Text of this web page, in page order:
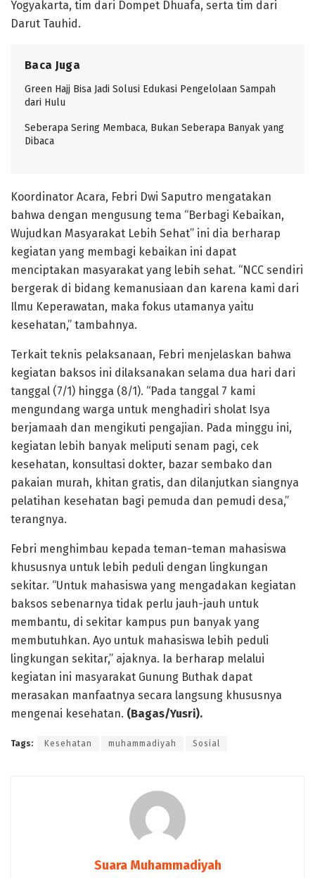
Yogyakarta, tim dari Dompet Dhuafa, serta tim dari
Darut Tauhid.
Baca Juga
Green Hajj Bisa Jadi Solusi Edukasi Pengelolaan Sampah
dari Hulu
Seberapa Sering Membaca, Bukan Seberapa Banyak yang
Dibaca
Koordinator Acara, Febri Dwi Saputro mengatakan
bahwa dengan mengusung tema “Berbagi Kebaikan,
Wujudkan Masyarakat Lebih Sehat” ini dia berharap
kegiatan yang membagi kebaikan ini dapat
menciptakan masyarakat yang lebih sehat. “NCC sendiri
bergerak di bidang kemanusiaan dan karena kami dari
Ilmu Keperawatan, maka fokus utamanya yaitu
kesehatan,” tambahnya.
Terkait teknis pelaksanaan, Febri menjelaskan bahwa
kegiatan baksos ini dilaksanakan selama dua hari dari
tanggal (7/1) hingga (8/1). “Pada tanggal 7 kami
mengundang warga untuk menghadiri sholat Isya
berjamaah dan mengikuti pengajian. Pada minggu ini,
kegiatan lebih banyak meliputi senam pagi, cek
kesehatan, konsultasi dokter, bazar sembako dan
pakaian murah, khitan gratis, dan dilanjutkan siangnya
pelatihan kesehatan bagi pemuda dan pemudi desa,”
terangnya.
Febri menghimbau kepada teman-teman mahasiswa
khususnya untuk lebih peduli dengan lingkungan
sekitar. “Untuk mahasiswa yang mengadakan kegiatan
baksos sebenarnya tidak perlu jauh-jauh untuk
membantu, di sekitar kampus pun banyak yang
membutuhkan. Ayo untuk mahasiswa lebih peduli
lingkungan sekitar,” ajaknya. Ia berharap melalui
kegiatan ini masyarakat Gunung Buthak dapat
merasakan manfaatnya secara langsung khususnya
mengenai kesehatan. (Bagas/Yusri).
Tags: Kesehatan muhammadiyah Sosial
Suara Muhammadiyah